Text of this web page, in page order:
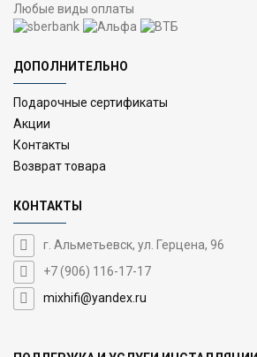
Любые виды оплаты
ДОПОЛНИТЕЛЬНО
Подарочные сертификаты
Акции
Контакты
Возврат товара
КОНТАКТЫ
г. Альметьевск, ул. Герцена, 96
+7 (906) 116-17-17
mixhifi@yandex.ru